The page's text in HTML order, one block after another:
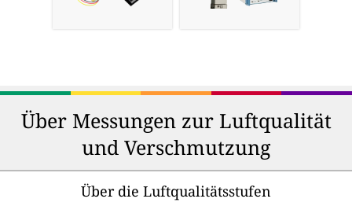
Über Messungen zur Luftqualität
und Verschmutzung
Über die Luftqualitätsstufen